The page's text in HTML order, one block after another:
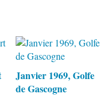
Janvier 1969, Golfe
de Gascogne